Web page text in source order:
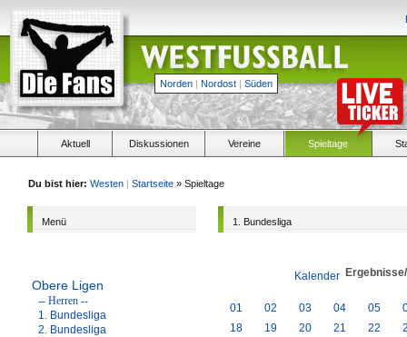
Norden | Nordost | Süden
Aktuell Diskussionen Vereine Spieltage
Du bist hier: Westen | Startseite » Spieltage
Menü
Obere Ligen
-- Herren --
1. Bundesliga
2. Bundesliga
1. Bundesliga
Kalender
01 02 03 04 05
18
19 20 21 22